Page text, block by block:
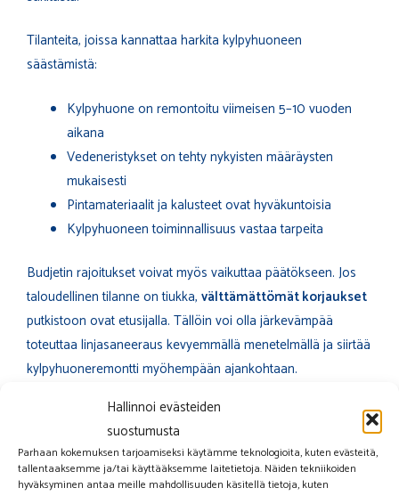
Hallinnoi evästeiden
suostumusta
Parhaan kokemuksen tarjoamiseksi käytämme teknologioita, kuten evästeitä,
tallentaaksemme ja/tai käyttääksemme laitetietoja. Näiden tekniikoiden
hyväksyminen antaa meille mahdollisuuden käsitellä tietoja, kuten
Tilanteita, joissa kannattaa harkita kylpyhuoneen
säästämistä:
Kylpyhuone on remontoitu viimeisen 5–10 vuoden
aikana
Vedeneristykset on tehty nykyisten määräysten
mukaisesti
Pintamateriaalit ja kalusteet ovat hyväkuntoisia
Kylpyhuoneen toiminnallisuus vastaa tarpeita
Budjetin rajoitukset voivat myös vaikuttaa päätökseen. Jos
taloudellinen tilanne on tiukka, välttämättömät korjaukset
putkistoon ovat etusijalla. Tällöin voi olla järkevämpää
toteuttaa linjasaneeraus kevyemmällä menetelmällä ja siirtää
kylpyhuoneremontti myöhempään ajankohtaan.
Myös henkilökohtaiset tarpeet vaikuttavat. Jos olet
myymässä asuntoa lähitulevaisuudessa, täydellinen
kylpyhuoneremontti ei välttämättä tuo sijoitukselle riittävää
tuottoa. Toisaalta, jos suunnittelet asuvasi asunnossa